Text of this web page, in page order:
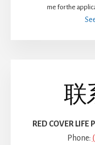
me for the
联
RED COVER
Phone: